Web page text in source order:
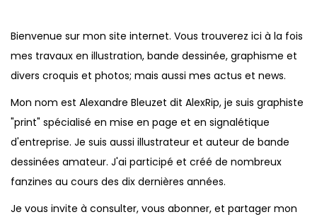
Bienvenue sur mon site internet. Vous trouverez ici à la fois
mes travaux en illustration, bande dessinée, graphisme et
divers croquis et photos; mais aussi mes actus et news.
Mon nom est Alexandre Bleuzet dit AlexRip, je suis graphiste
"print" spécialisé en mise en page et en signalétique
d'entreprise. Je suis aussi illustrateur et auteur de bande
dessinées amateur. J'ai participé et créé de nombreux
fanzines au cours des dix dernières années.
Je vous invite à consulter, vous abonner, et partager mon